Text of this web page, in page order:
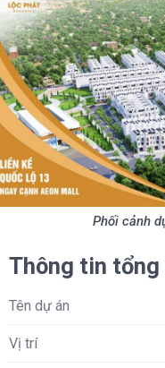
Phối cảnh
Thông tin tổng
Tên dự án
Vị trí